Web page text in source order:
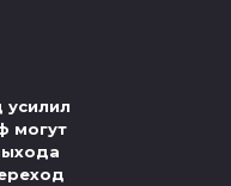
усилил
могут